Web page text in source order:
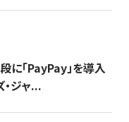
に「PayPay」を導入
ジャ...